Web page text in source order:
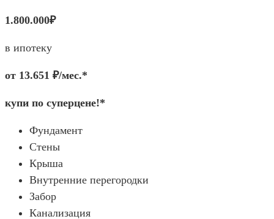
1.800.000₽
в ипотеку
от 13.651 ₽/мес.*
купи по суперцене!*
Фундамент
Стены
Крыша
Внутренние перегородки
Забор
Канализация